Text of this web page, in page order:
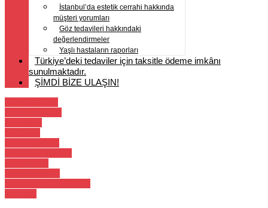
İstanbul’da estetik cerrahi hakkında
müşteri yorumları
Göz tedavileri hakkındaki
değerlendirmeler
Yaşlı hastaların raporları
Türkiye’deki tedaviler için taksitle ödeme imkânı
sunulmaktadır.
ŞİMDİ BİZE ULAŞIN!